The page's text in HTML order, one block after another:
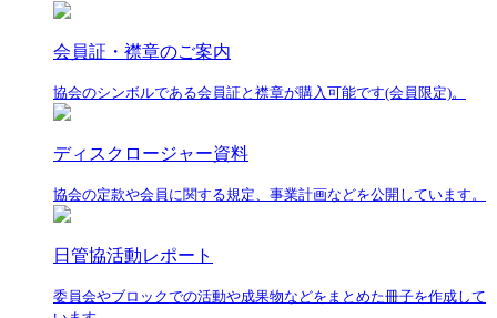
会員証・襟章のご案内
協会のシンボルである会員証と襟章が購入可能です(会員限定)。
ディスクロージャー資料
協会の定款や会員に関する規定、事業計画などを公開しています。
日管協活動レポート
委員会やブロックでの活動や成果物などをまとめた冊子を作成して